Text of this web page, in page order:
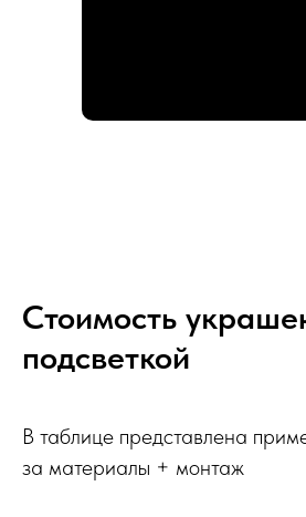
Стоимость
подсветкой
В таблице представлена
за материалы + монтаж